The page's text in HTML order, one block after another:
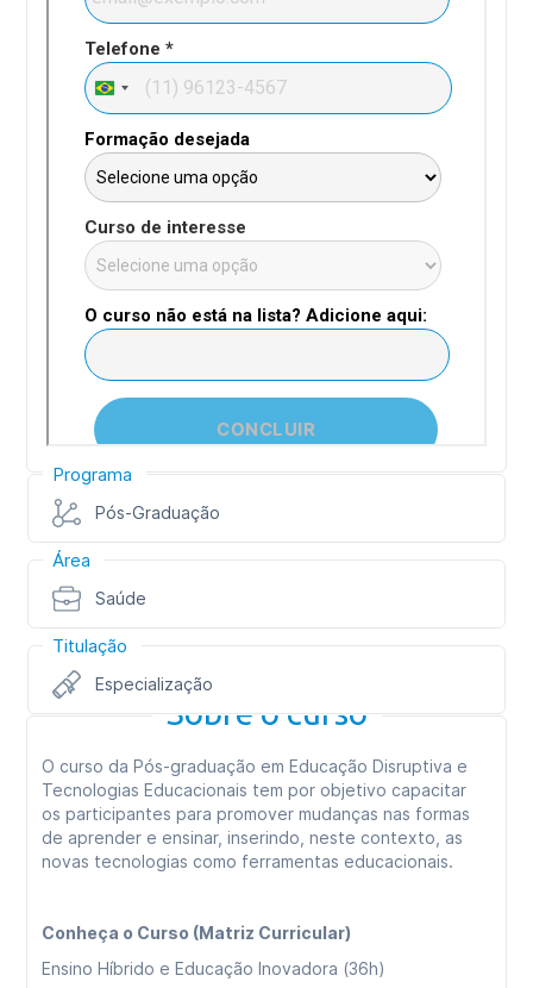
Programa
Pós-Graduação
Área
Saúde
Titulação
Especialização
Sobre o curso
O curso da Pós-graduação em Educação Disruptiva e
Tecnologias Educacionais tem por objetivo capacitar
os participantes para promover mudanças nas formas
de aprender e ensinar, inserindo, neste contexto, as
novas tecnologias como ferramentas educacionais.
Conheça o Curso (Matriz Curricular)
Ensino Híbrido e Educação Inovadora (36h)